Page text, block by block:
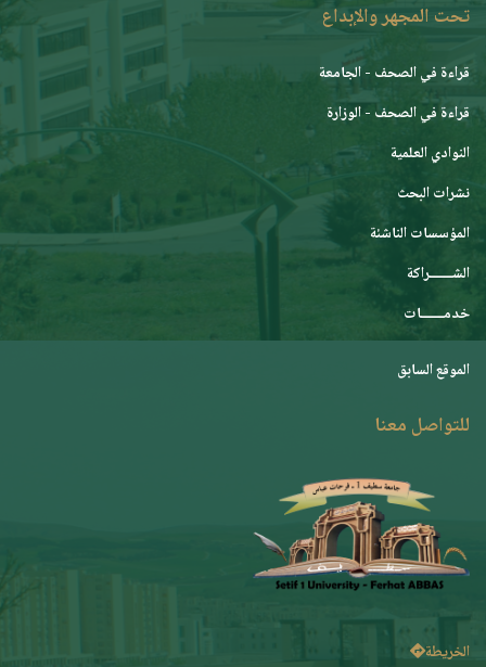
تحت المجهر والإبداع
قراءة في الصحف - الجامعة
قراءة في الصحف - الوزارة
النوادي العلمية
نشرات البحث
المؤسسات الناشئة
الشـــــــراكة
خدمـــــــات
الموقع السابق
للتواصل معنا
الخريطة